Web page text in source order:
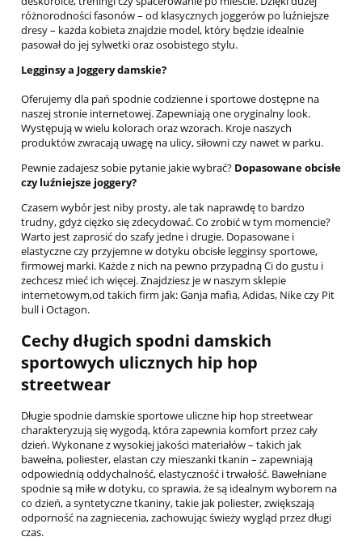
różnorodności fasonów – od klasycznych joggerów po luźniejsze
dresy – każda kobieta znajdzie model, który będzie idealnie
pasował do jej sylwetki oraz osobistego stylu.
Legginsy a Joggery damskie?
Oferujemy dla pań spodnie codzienne i sportowe dostępne na
naszej stronie internetowej. Zapewniają one oryginalny look.
Występują w wielu kolorach oraz wzorach. Kroje naszych
produktów zwracają uwagę na ulicy, siłowni czy nawet w parku.
Pewnie zadajesz sobie pytanie jakie wybrać? Dopasowane obcisłe
czy luźniejsze joggery?
Czasem wybór jest niby prosty, ale tak naprawdę to bardzo
trudny, gdyż ciężko się zdecydować. Co zrobić w tym momencie?
Warto jest zaprosić do szafy jedne i drugie. Dopasowane i
elastyczne czy przyjemne w dotyku obcisłe legginsy sportowe,
firmowej marki. Każde z nich na pewno przypadną Ci do gustu i
zechcesz mieć ich więcej. Znajdziesz je w naszym sklepie
internetowym,od takich firm jak: Ganja mafia, Adidas, Nike czy Pit
bull i Octagon.
Cechy długich spodni damskich
sportowych ulicznych hip hop
streetwear
Długie spodnie damskie sportowe uliczne hip hop streetwear
charakteryzują się wygodą, która zapewnia komfort przez cały
dzień. Wykonane z wysokiej jakości materiałów – takich jak
bawełna, poliester, elastan czy mieszanki tkanin – zapewniają
odpowiednią oddychalność, elastyczność i trwałość. Bawełniane
spodnie są miłe w dotyku, co sprawia, że są idealnym wyborem na
co dzień, a syntetyczne tkaniny, takie jak poliester, zwiększają
odporność na zagniecenia, zachowując świeży wygląd przez długi
czas.